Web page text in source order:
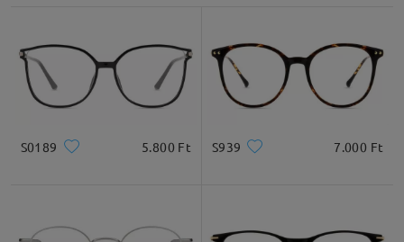
Ajánlott arcformák
S0189 5.800 Ft S939 7.000 Ft